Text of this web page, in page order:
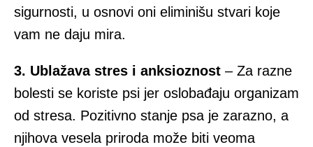
sigurnosti, u osnovi oni eliminišu stvari koje
vam ne daju mira.
3. Ublažava stres i anksioznost – Za razne
bolesti se koriste psi jer oslobađaju organizam
od stresa. Pozitivno stanje psa je zarazno, a
njihova vesela priroda može biti veoma